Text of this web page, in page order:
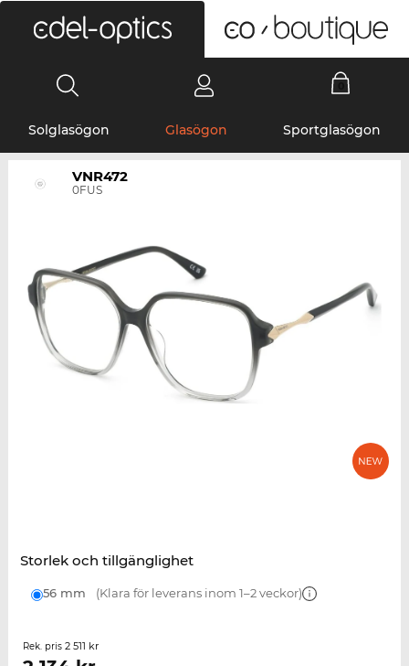
Solglasögon Glasögon Sportglasögon
VNR472
0FUS
Storlek och tillgänglighet
56 mm (Klara för leverans inom 1–2 veckor)
Rek. pris 2 511 kr